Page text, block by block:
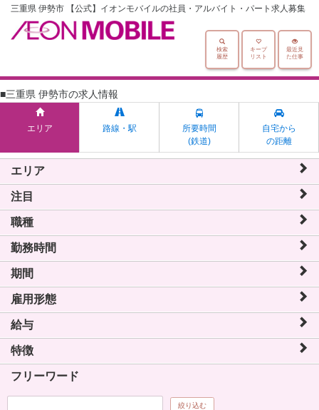
三重県 伊勢市 【公式】イオンモバイルの社員・アルバイト・パート求人募集
最近見
た仕事
キープ
リスト
検索
履歴
■三重県 伊勢市の求人情報
エリア 路線・駅
所要時間
(鉄道)
自宅から
の距離
エリア
注目
職種
勤務時間
期間
雇用形態
給与
特徴
フリーワード
絞り込む